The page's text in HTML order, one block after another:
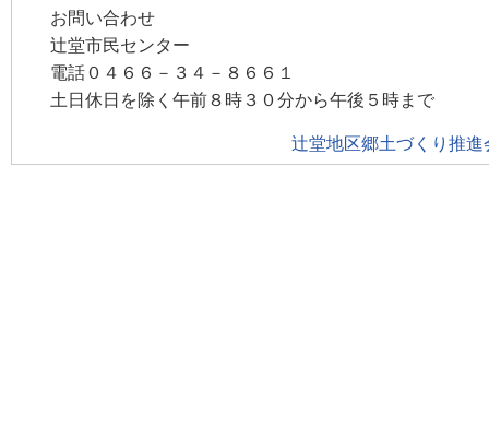
お問い合わせ
辻堂市民センター
電話０４６６－３４－８６６１
土日休日を除く午前８時３０分から午後５時まで
辻堂地区郷土づくり推